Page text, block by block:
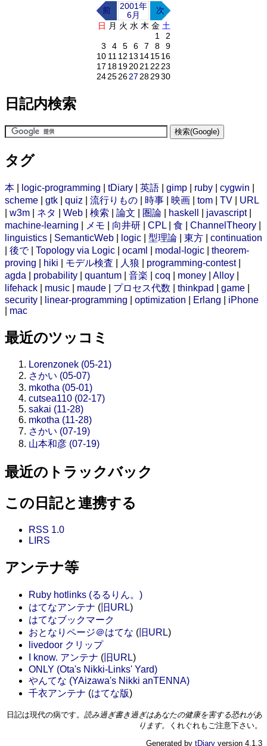
前
2001年
6月
次
日 月 火 水 木 金 土
1
2
3
4 5 6 7 8
9
10 11 12 13 141516
17 18192021 22 23
24252627 282930
日記内検索
タグ
本 logic-programming tDiary 英語 gimp ruby cygwin
scheme
gtk quiz 流行りもの 時事 映画 tom TV
URL
w3m ネタ Web 検索 論文 圏論 haskell javascript|
machine-learning
メモ 向井研 CPL 食 ChannelTheory
linguistics
SemanticWeb logic 型理論 東方
continuation
後で| Topology via Logic ocaml modal-logic
theorem-
proving
hiki モデル検査 人狼 programming-contest|
agda
probability quantum 音楽 coq money Alloy
lifehack
music maude プロセス代数 thinkpad game
security
linear-programming optimization Erlang
iPhone
mac
最近のツッコミ
Lorenzonek (05-21)
さかい (05-07)
mkotha (05-01)
cutsea110 (02-17)
sakai (11-28)
mkotha (11-28)
さかい (07-19)
山本和彦 (07-19)
最近のトラックバック
この日記と連携する
RSS 1.0
LIRS
アンテナ等
Ruby hotlinks (るるりん。)
はてなアンテナ ( 旧URL)
はてなブックマーク
おとなりページ＠はてな ( 旧URL)
livedoor クリップ
I know. アンテナ ( 旧URL)
ONLY (Ota's Nikki-Links' Yard)
やんてな (YAizawa's Nikki anTENNA)
千衣アンテナ (はてな版)
日記は現代の病です。 読み過ぎ書き過ぎはあなたの健康を害する恐れがあ
ります。
くれぐれもご注意下さい。
Generated by tDiary version 4.1.3